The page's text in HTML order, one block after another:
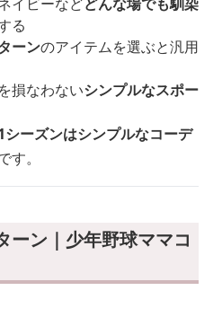
る
ーンのアイテムを選ぶと汎用
損なわないシンプルなスポー
シーズンはシンプルなコーデ
す。
ーン｜少年野球ママコ